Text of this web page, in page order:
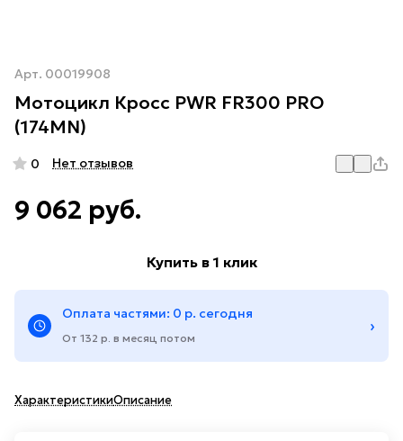
Арт. 00019908
Мотоцикл Кросс PWR FR300 PRO
(174MN)
0 Нет отзывов
9 062 руб.
Купить в 1 клик
Оплата частями: 0 р. сегодня
От 132 р. в месяц потом
›
ХарактеристикиОписание